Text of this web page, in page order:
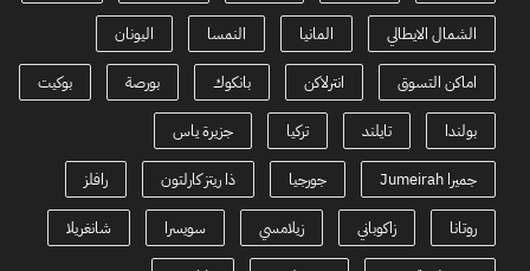
الشمال الايطالي المانيا النمسا اليونان
اماكن التسوق انترلاكن بانكوك بورصة بوكيت
بولندا تايلند تركيا جزيرة ياس
جميرا Jumeirah جورجيا ذا ريتز كارلتون رافلز
روتانا زاكوباني زيلامسي سويسرا شانغريلا